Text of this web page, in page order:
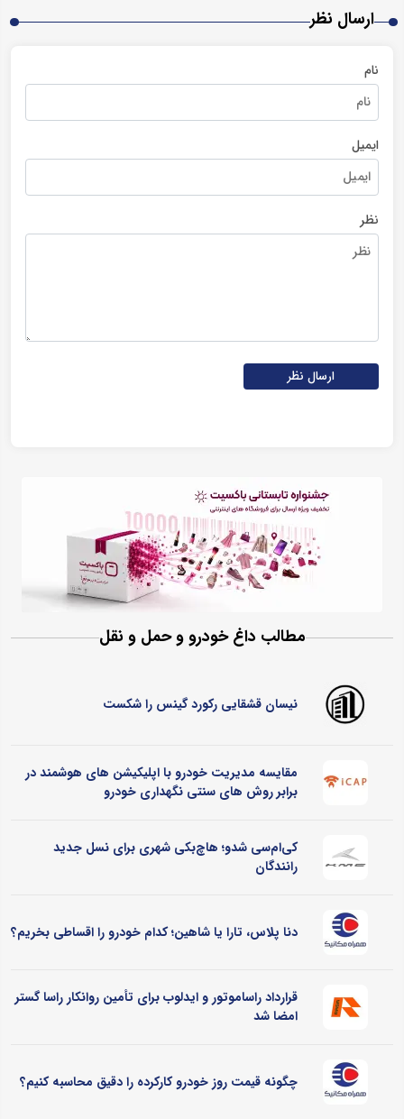
ارسال نظر
نام
ایمیل
نظر
ارسال نظر
مطالب داغ خودرو و حمل و نقل
نیسان قشقایی رکورد گینس را شکست
مقایسه مدیریت خودرو با اپلیکیشن های هوشمند در
برابر روش های سنتی نگهداری خودرو
کی‌ام‌سی شدو؛ هاچ‌بکی شهری برای نسل جدید
رانندگان
دنا پلاس، تارا یا شاهین؛ کدام خودرو را اقساطی بخریم؟
قرارداد راساموتور و ایدلوب برای تأمین روانکار راسا گستر
امضا شد
چگونه قیمت روز خودرو کارکرده را دقیق محاسبه کنیم؟